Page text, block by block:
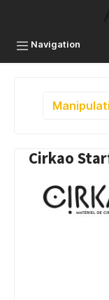
Navigation
Cirkao